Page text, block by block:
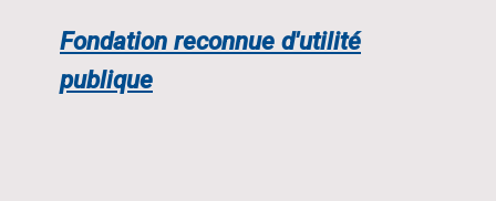
Fondation reconnue d'utilité
publique